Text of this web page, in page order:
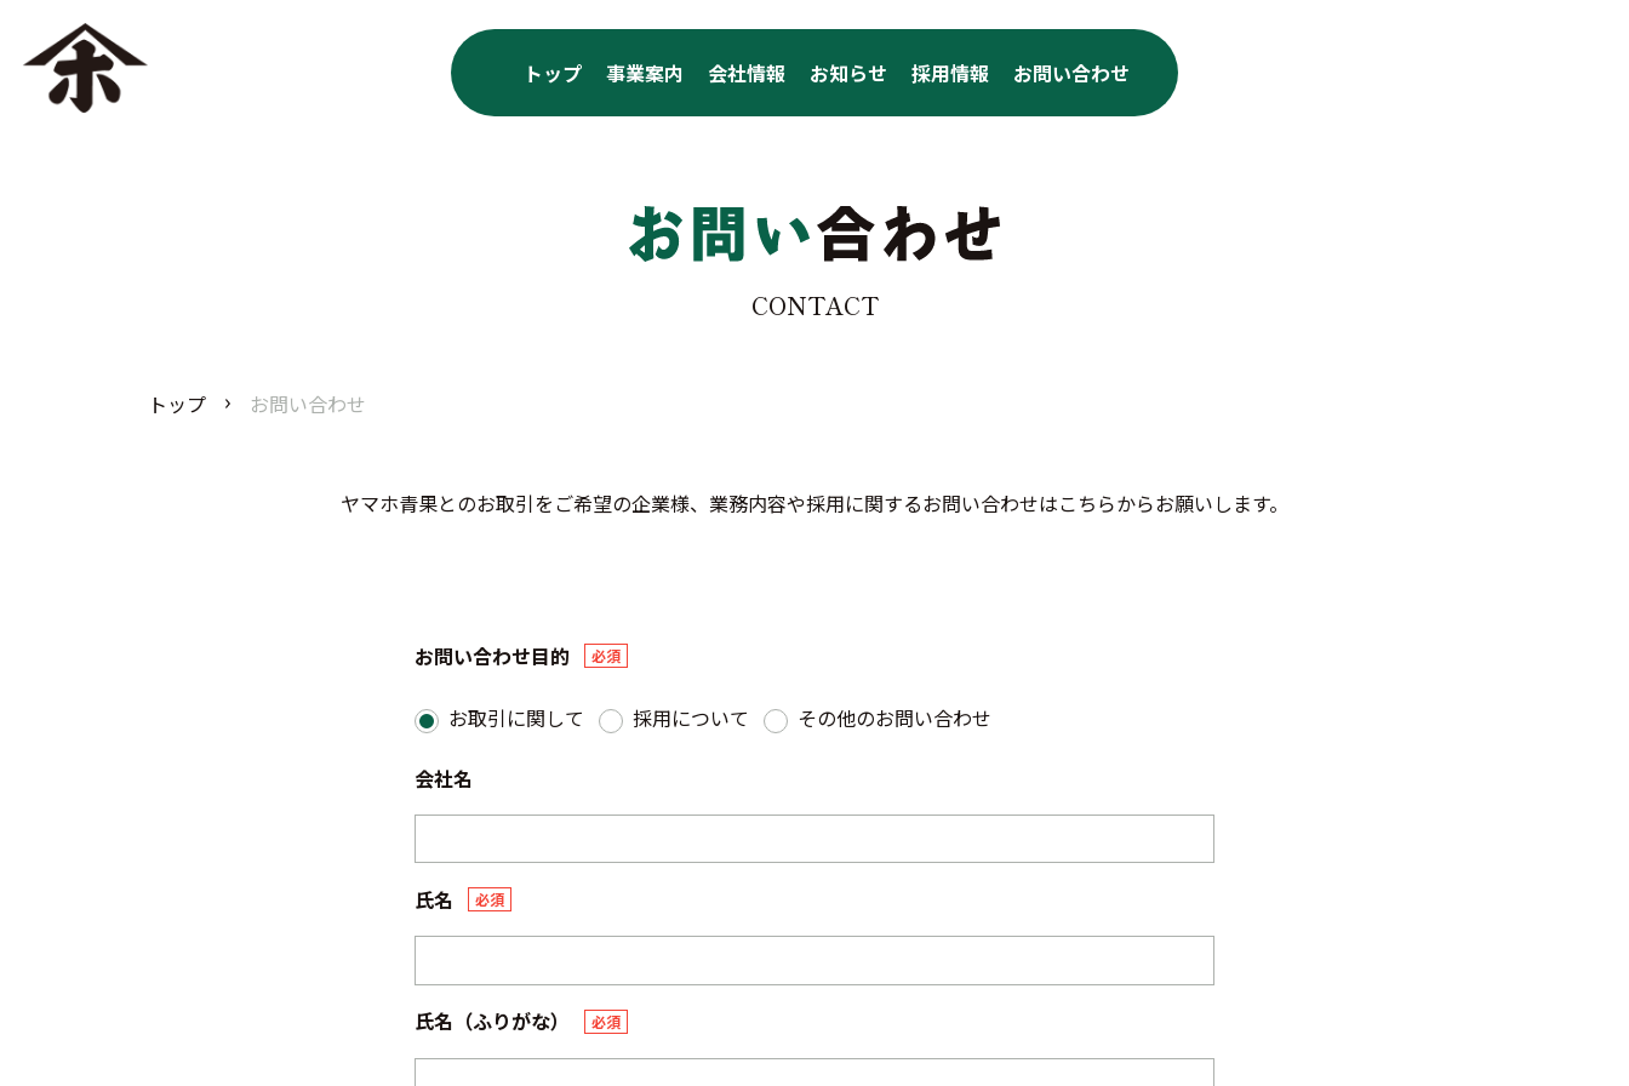
トップ 事業案内 会社情報 お知らせ 採用情報 お問い合わせ
CONTACT
トップ お問い合わせ
ヤマホ青果とのお取引をご希望の企業様、業務内容や採用に関するお問い合わせはこちらからお願いします。
お問い合わせ目的 必須
お取引に関して 採用について その他のお問い合わせ
会社名
氏名 必須
氏名（ふりがな） 必須